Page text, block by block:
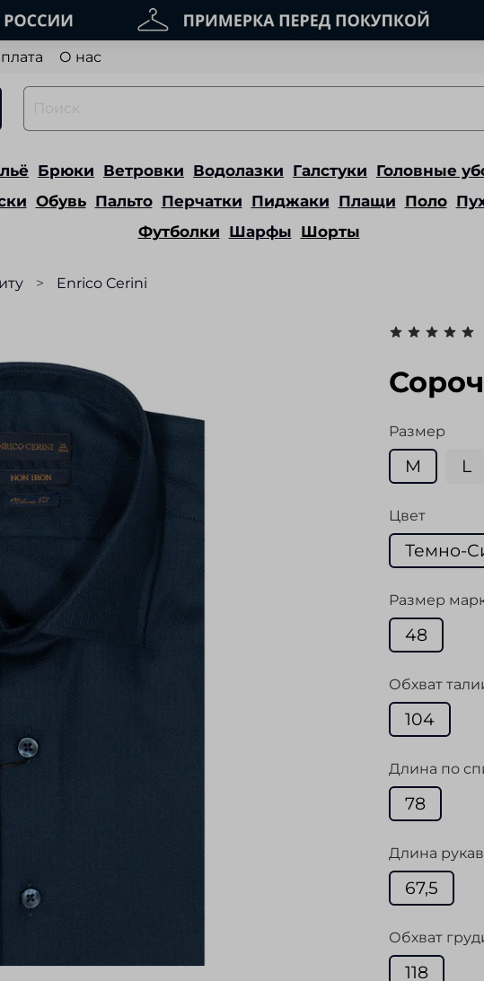
О нас
Брюки Ветровки Водолазки Галстуки Головные
Обувь Пальто Перчатки Пиджаки Плащи Поло
Футболки Шарфы Шорты
Enrico Cerini
Размер
M L
Цвет
Темно-
Размер
48
Обхват
104
Длина по
78
Длина
67,5
Обхват
118